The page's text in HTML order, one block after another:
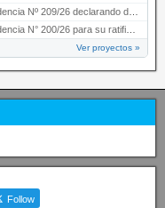
de interés provincial la presen…
N° 200/26 para su ratificación.
Ver proyectos »
Follow